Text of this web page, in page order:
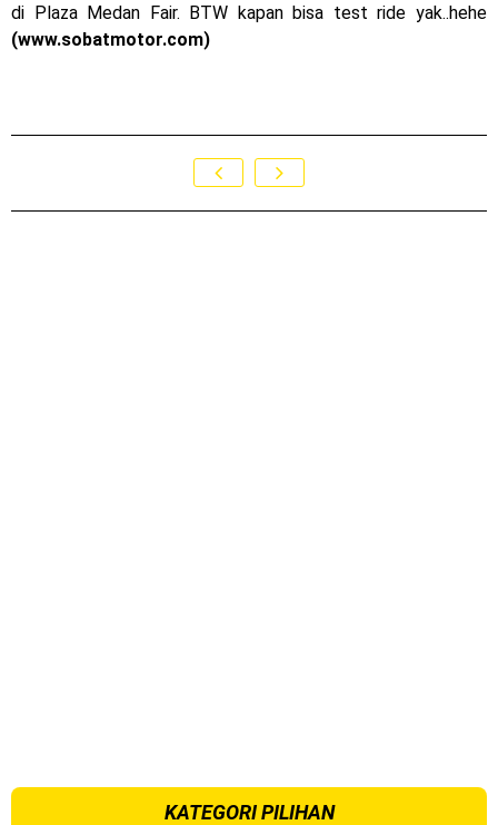
Impresi pertama Kawasaki Ninja ZX-4RR 2023 yang cuma
di Plaza Medan Fair. BTW kapan bisa test ride yak..hehe
(www.sobatmotor.com)
KATEGORI PILIHAN